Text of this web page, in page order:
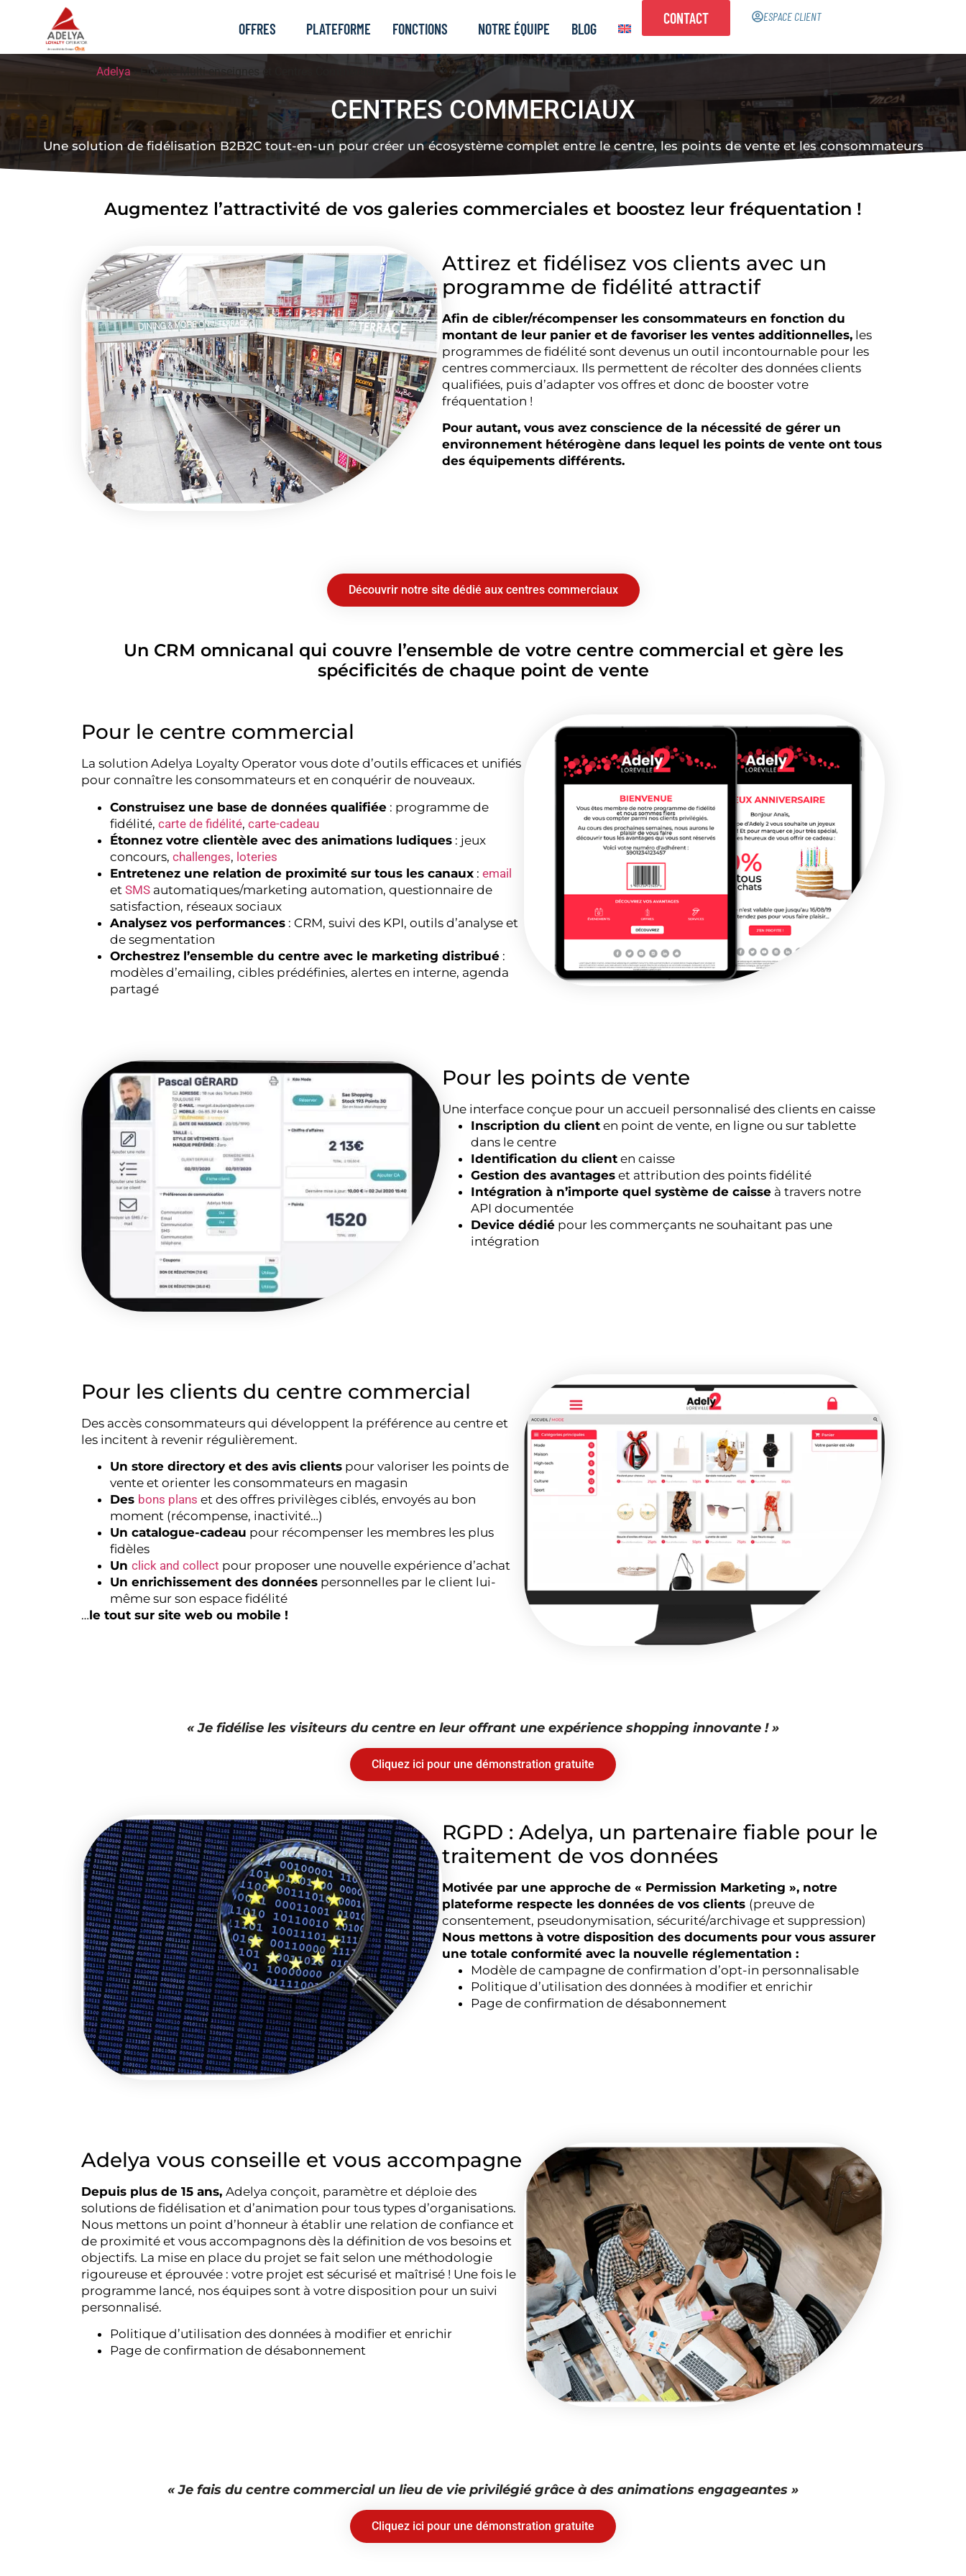
OFFRES PLATEFORME FONCTIONS NOTRE ÉQUIPE BLOG
CONTACT ESPACE CLIENT
Adelya Fidélité Multi-enseignes et Centres Commerciaux
CENTRES COMMERCIAUX
Une solution de fidélisation B2B2C tout-en-un pour créer un écosystème complet entre le centre, les points de vente et les consommateurs
Augmentez l’attractivité de vos galeries commerciales et boostez leur fréquentation !
Attirez et fidélisez vos clients avec un
programme de fidélité attractif
Afin de cibler/récompenser les consommateurs en fonction du
montant de leur panier et de favoriser les ventes additionnelles, les
programmes de fidélité sont devenus un outil incontournable pour les
centres commerciaux. Ils permettent de récolter des données clients
qualifiées, puis d’adapter vos offres et donc de booster votre
fréquentation !
Pour autant, vous avez conscience de la nécessité de gérer un
environnement hétérogène dans lequel les points de vente ont tous
des équipements différents.
Découvrir notre site dédié aux centres commerciaux
Un CRM omnicanal qui couvre l’ensemble de votre centre commercial et gère les
spécificités de chaque point de vente
Pour le centre commercial
La solution Adelya Loyalty Operator vous dote d’outils efficaces et unifiés
pour connaître les consommateurs et en conquérir de nouveaux.
Construisez une base de données qualifiée : programme de
fidélité,carte de fidélité,carte-cadeau
Étonnez votre clientèle avec des animations ludiques : jeux
concours,challenges, loteries
Entretenez une relation de proximité sur tous les canaux :email
etSMS automatiques/marketing automation, questionnaire de
satisfaction, réseaux sociaux
Analysez vos performances : CRM, suivi des KPI, outils d’analyse et
de segmentation
Orchestrez l’ensemble du centre avec le marketing distribué :
modèles d’emailing, cibles prédéfinies, alertes en interne, agenda
partagé
Pour les points de vente
Une interface conçue pour un accueil personnalisé des clients en caisse
Inscription du client en point de vente, en ligne ou sur tablette
dans le centre
Identification du client en caisse
Gestion des avantages et attribution des points fidélité
Intégration à n’importe quel système de caisse à travers notre
API documentée
Device dédié pour les commerçants ne souhaitant pas une
intégration
Pour les clients du centre commercial
Des accès consommateurs qui développent la préférence au centre et
les incitent à revenir régulièrement.
Un store directory et des avis clients pour valoriser les points de
vente et orienter les consommateurs en magasin
Des bons plans et des offres privilèges ciblés, envoyés au bon
moment (récompense, inactivité…)
Un catalogue-cadeau pour récompenser les membres les plus
fidèles
Unclick and collect pour proposer une nouvelle expérience d’achat
Un enrichissement des données personnelles par le client lui-
même sur son espace fidélité
…le tout sur site web ou mobile !
« Je fidélise les visiteurs du centre en leur offrant une expérience shopping innovante ! »
Cliquez ici pour une démonstration gratuite
RGPD : Adelya, un partenaire fiable pour le
traitement de vos données
Motivée par une approche de « Permission Marketing », notre
plateforme respecte les données de vos clients (preuve de
consentement, pseudonymisation, sécurité/archivage et suppression)
Nous mettons à votre disposition des documents pour vous assurer
une totale conformité avec la nouvelle réglementation :
Modèle de campagne de confirmation d’opt-in personnalisable
Politique d’utilisation des données à modifier et enrichir
Page de confirmation de désabonnement
Adelya vous conseille et vous accompagne
Depuis plus de 15 ans,Adelya conçoit, paramètre et déploie des
solutions de fidélisation et d’animation pour tous types d’organisations.
Nous mettons un point d’honneur à établir une relation de confiance et
de proximité et vous accompagnons dès la définition de vos besoins et
objectifs. La mise en place du projet se fait selon une méthodologie
rigoureuse et éprouvée : votre projet est sécurisé et maîtrisé ! Une fois le
programme lancé, nos équipes sont à votre disposition pour un suivi
personnalisé.
Politique d’utilisation des données à modifier et enrichir
Page de confirmation de désabonnement
« Je fais du centre commercial un lieu de vie privilégié grâce à des animations engageantes »
Cliquez ici pour une démonstration gratuite